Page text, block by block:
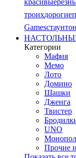
красивые
троихдорогие
Gamesстаунтон
Категории
Мафия
Мемо
Лото
Домино
Шашки
Дженга
Твистер
UNO
Прочие